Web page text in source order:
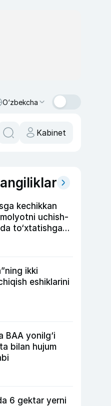
O‘zbekcha
Kabinet
kechikkan
uchish-
to‘xtatishga
ikki
eshiklarini
BAA yonilg‘i
bilan hujum
6 gektar yerni